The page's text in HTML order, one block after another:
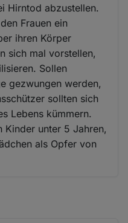
Hirntod abzustellen.
Frauen ein
ihren Körper
sich mal vorstellen,
Sollen
gezwungen werden,
sollten sich
Lebens kümmern.
Kinder unter 5 Jahren,
als Opfer von